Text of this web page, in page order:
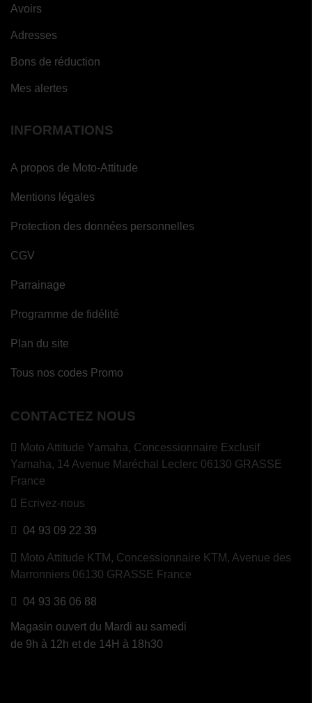
Avoirs
Adresses
Bons de réduction
Mes alertes
INFORMATIONS
A propos de Moto-Attitude
Mentions légales
Protection des données personnelles
CGV
Parrainage
Programme de fidélité
Plan du site
Tous nos codes Promo
CONTACTEZ NOUS
Moto Attitude Yamaha, Concessionnaire Exclusif
Yamaha, 14 Avenue Maréchal Leclerc 06130 GRASSE
France
Ecrivez-nous
04 93 09 22 39
Moto Attitude KTM, Concessionnaire KTM, Avenue des
Marronniers 06130 GRASSE France
04 93 36 06 88
Magasin ouvert du Mardi au samedi
de 9h à 12h et de 14H à 18h30